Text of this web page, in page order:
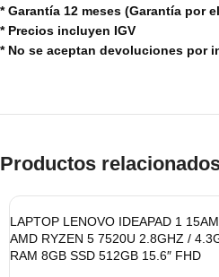
* Garantía 12 meses (Garantía por
* Precios incluyen IGV
* No se aceptan devoluciones por
Productos
LAPTOP LENOVO IDEAPAD 1
AMD RYZEN 5 7520U 2.8GHZ /
RAM 8GB SSD 512GB 15.6″ FHD